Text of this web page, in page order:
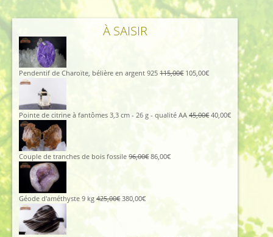
À SAISIR
Pendentif de Charoïte, bélière en argent 925 115,00€ Le
115,00€.
105,00€Le
105,00€.
Pointe de citrine à fantômes 3,3 cm - 26 g - qualité AA 45,00€Le
40,00€Le
prix
actuel
40,00€.
Couple de tranches de bois fossile 96,00€Le
86,00€Le
Géode d'améthyste 9 kg 425,00€ Le
380,00€Le